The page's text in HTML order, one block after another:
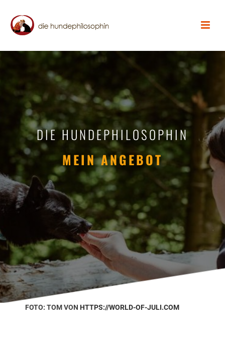
DIE HUNDEPHILOSOPHIN
MEIN ANGEBOT
FOTO: TOM VON HTTPS://WORLD-OF-JULI.COM